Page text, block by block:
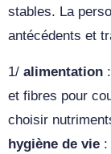
stables. La
antécédents et
1/ alimentation
et fibres pour
choisir
hygiène de vie :